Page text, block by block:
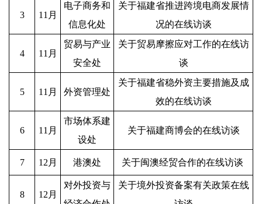
3 11月
电子商务和
信息化处
关于福建省推进跨境电商发展情
况的在线访谈
4 11月
贸易与产业
安全处
关于贸易摩擦应对工作的在线访
谈
5 11月 外资管理处
关于福建省稳外资主要措施及成
效的在线访谈
6 11 月
市场体系建
设处
关于福建商博会的在线访谈
7 12 月 港澳处 关于闽澳经贸合作的在线访谈
8 12 月
对外投资与
关于境外投资备案有关政策在线